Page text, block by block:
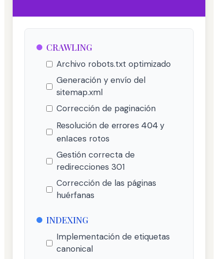
CRAWLING
Archivo robots.txt optimizado
Generación y envío del
sitemap.xml
Corrección de paginación
Resolución de errores 404 y
enlaces rotos
Gestión correcta de
redirecciones 301
Corrección de las páginas
huérfanas
INDEXING
Implementación de etiquetas
canonical